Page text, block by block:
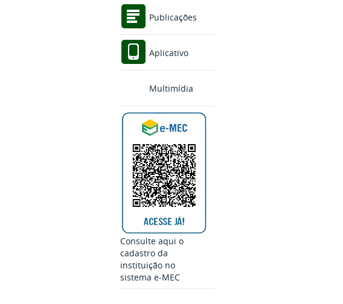
Publicações
Aplicativo
Multimídia
Consulte aqui o
cadastro da
instituição no
sistema e-MEC